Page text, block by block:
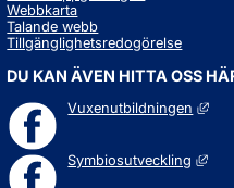
Webbkarta
Talande webb
Tillgänglighetsredogörelse
DU KAN ÄVEN HITTA OSS
Vuxenutbildningen
Symbiosutveckling